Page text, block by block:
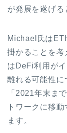
が発展を遂げる
Michael氏は
掛かることを考
はDeFi利用が
離れる可能性に
「2021年末ま
トワークに移
ます。